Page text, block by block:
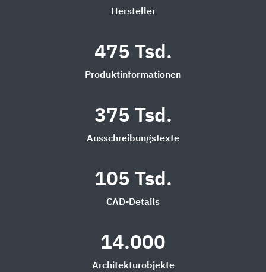
Hersteller
475 Tsd.
Produktinformationen
375 Tsd.
Ausschreibungstexte
105 Tsd.
CAD-Details
14.000
Architekturobjekte